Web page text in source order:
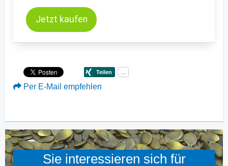
Jetzt kaufen
Per E-Mail empfehlen
Sie interessieren sich für